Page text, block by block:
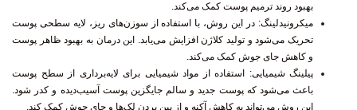
بهبود روند ترمیم پوست کمک می‌کند.
میکرونیدلینگ: در این روش، با استفاده از سوزن‌های ریز، لایه سطحی پوست
تحریک می‌شود و تولید کلاژن افزایش می‌یابد. این درمان به بهبود ظاهر پوست
و کاهش جای جوش کمک می‌کند.
پیلینگ شیمیایی: استفاده از مواد شیمیایی برای لایه‌برداری از سطح پوست
باعث می‌شود که پوست جدید و سالم جایگزین پوست آسیب‌دیده و کدر شود.
این روش می‌تواند به کاهش آکنه و از بین بردن لک‌ها و جای جوش کمک کند.